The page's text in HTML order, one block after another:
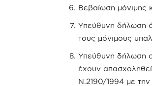
Βεβαίωση μόνιμης
Υπεύθυνη δήλωση
τους μόνιμους
Υπεύθυνη δήλωση
έχουν
Ν.2190/1994 με την